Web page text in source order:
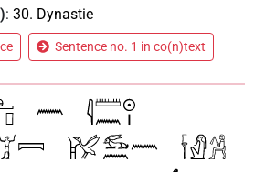
: 30. Dynastie
Sentence no. 1 in co(n)text